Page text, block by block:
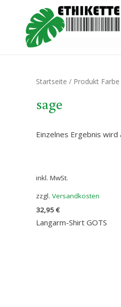
Startseite / Produkt
sage
Einzelnes Ergebnis
inkl. MwSt.
zzgl. Versandkosten
32,95€
Langarm-Shirt GOTS